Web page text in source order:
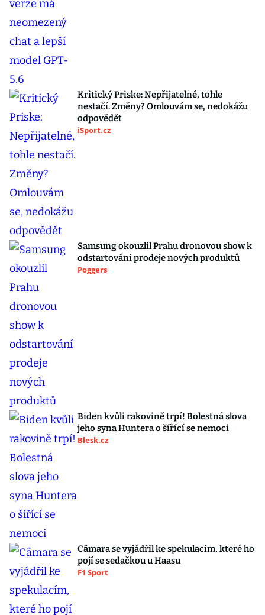
Kritický Priske: Nepřijatelné, tohle
nestačí. Změny? Omlouvám se, nedokážu
odpovědět
iSport.cz
Samsung okouzlil Prahu dronovou show k
odstartování prodeje nových produktů
Poggers
Biden kvůli rakovině trpí! Bolestná slova
jeho syna Huntera o šířící se nemoci
Blesk.cz
Câmara se vyjádřil ke spekulacím, které ho
pojí se sedačkou u Haasu
F1 Sport